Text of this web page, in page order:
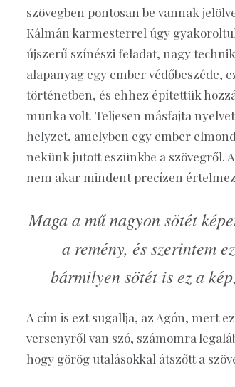
szövegben pontosan be vannak
Kálmán karmesterrel úgy
újszerű színészi feladat, nagy
alapanyag egy ember védőbeszéde,
történetben, és ehhez építettük
munka volt. Teljesen másfajta
helyzet, amelyben egy ember
nekünk jutott eszünkbe a szövegről.
nem akar mindent precízen
Maga a mű nagyon sötét
a remény, és szerintem
bármilyen sötét is ez a
A cím is ezt sugallja, az Agón, mert
versenyről van szó, számomra
hogy görög utalásokkal átszőtt a